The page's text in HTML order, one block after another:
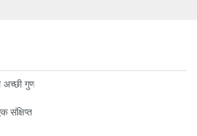
गुणवत्ता बनाए रखना
इतिहास